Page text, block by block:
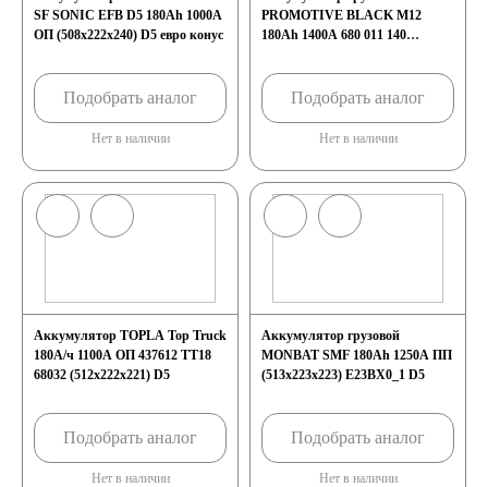
SF SONIC EFB D5 180Ah 1000A
ОП (508x222x240) D5 евро конус
Подобрать аналог
Нет в наличии
PROMOTIVE BLACK M12
180Ah 1400А 680 011 140
Подобрать аналог
Нет в наличии
Аккумулятор TOPLA Top Truck
180А/ч 1100А ОП 437612 TT18
68032 (512x222x221) D5
Подобрать аналог
Нет в наличии
Аккумулятор грузовой
MONBAT SMF 180Ah 1250A ПП
(513x223x223) E23BX0_1 D5
Подобрать аналог
Нет в наличии